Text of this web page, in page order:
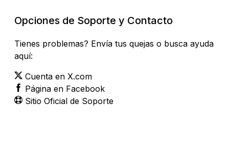
Opciones de Soporte y Contacto
Tienes problemas? Envía tus quejas o busca ayuda
aquí:
Cuenta en X.com
Página en Facebook
Sitio Oficial de Soporte